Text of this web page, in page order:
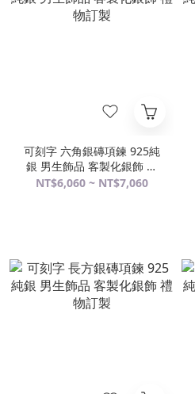
可刻字 六角銀磚項鍊 925純
銀 男生飾品 客製化銀飾 禮
物訂製
NT$6,060 ~ NT$7,060